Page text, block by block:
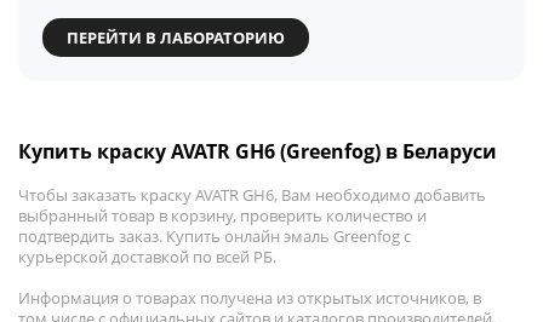
ПЕРЕЙТИ В ЛАБОРАТОРИЮ
Купить краску AVATR GH6 (Greenfog) в Беларуси
Чтобы заказать краску AVATR GH6, Вам необходимо добавить
выбранный товар в корзину, проверить количество и
подтвердить заказ. Купить онлайн эмаль Greenfog с
курьерской доставкой по всей РБ.
Информация о товарах получена из открытых источников, в